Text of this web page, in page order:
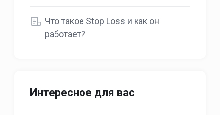
Что такоe Stop Loss и как он
работает?
Интересное для вас